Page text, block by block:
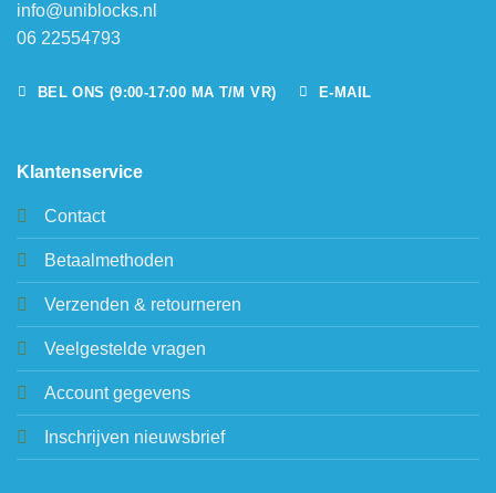
info@uniblocks.nl
06 22554793
BEL ONS (9:00-17:00 MA T/M VR) E-MAIL
Klantenservice
Contact
Betaalmethoden
Verzenden & retourneren
Veelgestelde vragen
Account gegevens
Inschrijven nieuwsbrief